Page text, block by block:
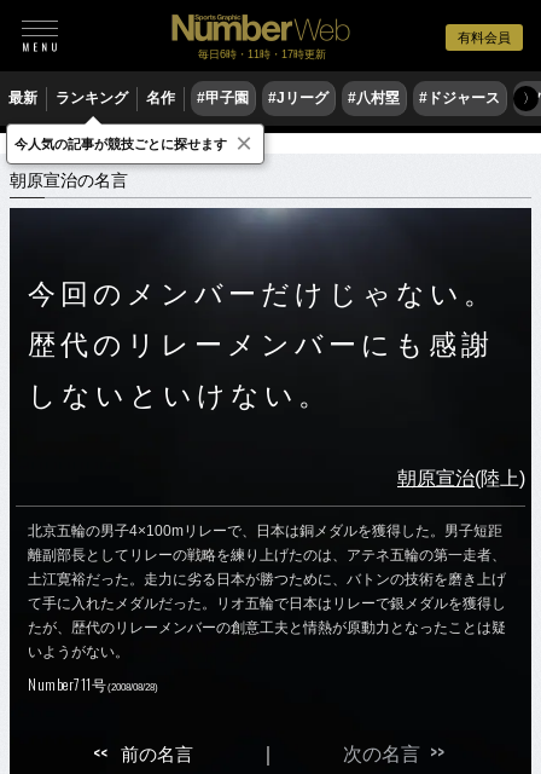
有料会員
毎日6時・11時・17時更新
最新 ランキング 名作 #甲子園 #Jリーグ #八村塁 #ドジャース #
〉
スポーツ名言集 ア 朝原宣治の名言
朝原宣治の名言
今回のメンバーだけじゃない。
歴代のリレーメンバーにも感謝
しないといけない。
朝原宣治(陸上)
北京五輪の男子4×100mリレーで、日本は銅メダルを獲得した。男子短距
離副部長としてリレーの戦略を練り上げたのは、アテネ五輪の第一走者、
土江寛裕だった。走力に劣る日本が勝つために、バトンの技術を磨き上げ
て手に入れたメダルだった。リオ五輪で日本はリレーで銀メダルを獲得し
たが、歴代のリレーメンバーの創意工夫と情熱が原動力となったことは疑
いようがない。
Number711号(2008/08/28)
<< 前の名言 次の名言>>
今人気の記事が競技ごとに探せます ×